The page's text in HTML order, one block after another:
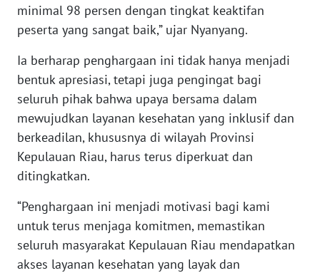
minimal 98 persen dengan tingkat keaktifan
peserta yang sangat baik,” ujar Nyanyang.
Ia berharap penghargaan ini tidak hanya menjadi
bentuk apresiasi, tetapi juga pengingat bagi
seluruh pihak bahwa upaya bersama dalam
mewujudkan layanan kesehatan yang inklusif dan
berkeadilan, khususnya di wilayah Provinsi
Kepulauan Riau, harus terus diperkuat dan
ditingkatkan.
“Penghargaan ini menjadi motivasi bagi kami
untuk terus menjaga komitmen, memastikan
seluruh masyarakat Kepulauan Riau mendapatkan
akses layanan kesehatan yang layak dan
WN
SULTENG
WN
SULBAR
WN
BABEL
SUMBAR
WN
SUMSEL